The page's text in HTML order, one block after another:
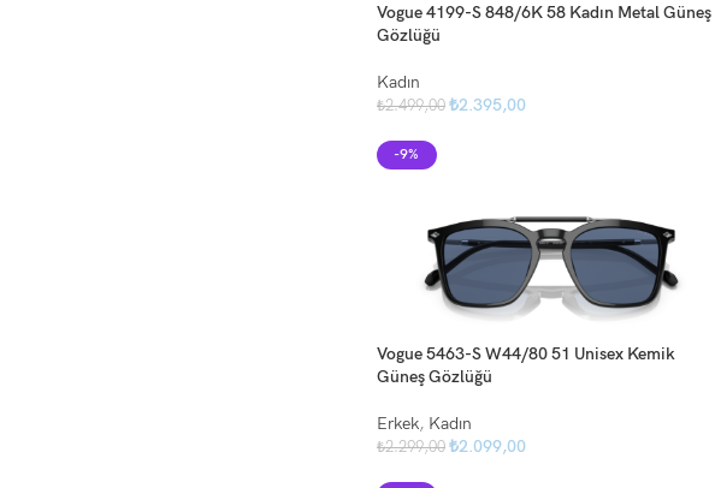
Vogue 4199-S 848/6K 58 Kadın Metal Güneş
Gözlüğü
Kadın
₺2.499,00 ₺2.395,00
-9%
Vogue 5463-S W44/80 51 Unisex Kemik
Güneş Gözlüğü
Erkek, Kadın
₺2.299,00 ₺2.099,00